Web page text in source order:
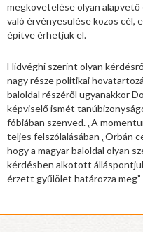
megkövetelése olyan
való érvényesülése közös cél,
építve érhetjük el.
Hidvéghi szerint olyan
nagy része politikai
baloldal részéről ugyanakkor
képviselő ismét
fóbiában szenved. „A
teljes felszólalásában „Orbán
hogy a magyar baloldal olyan
kérdésben alkotott
érzett gyűlölet határozza